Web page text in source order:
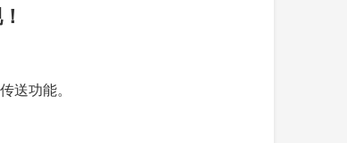
送功能。